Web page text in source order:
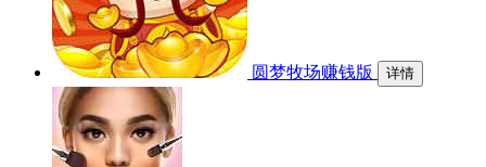
圆梦牧场赚钱版 详情